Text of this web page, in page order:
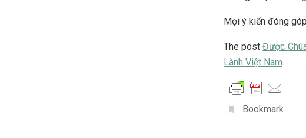
Mọi ý kiến đóng
The postĐược
Lành Việt Nam.
Bookmark.